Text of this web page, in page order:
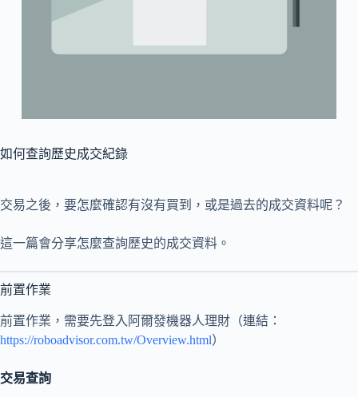
如何查詢歷史成交紀錄
交易之後，要怎麼確認有沒有買到，或是過去的成交資料呢？
這一篇會分享怎麼查詢歷史的成交資料。
前置作業
前置作業，需要先登入阿爾發機器人理財（連結：
https://roboadvisor.com.tw/Overview.html）
交易查詢